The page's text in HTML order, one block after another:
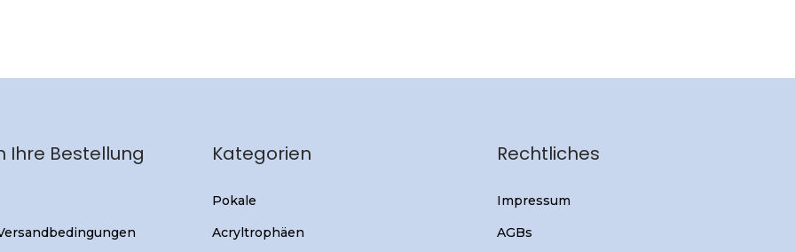
Ihre Bestellung Kategorien
Pokale
Acryltrophäen
Rechtliches
Impressum
AGBs